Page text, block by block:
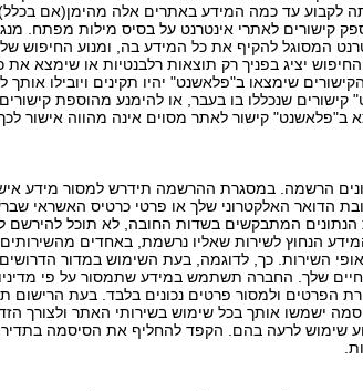
לקבוע עד כמה המידע באתרים אלה מהימן(אם
קישורים לאתרי אינטרנט על בסיס מילות מפתח.
המסוגל להקיף את כל המידע בה, ומנוע החיפוש
יציג בפניך רק תוצאות רלבנטיות או שימצא
שימצאו ב"פלאשנט" יהיו תקינים ויובילו אותך
שנכללו בו בעבר, או להימנע מהוספת
קישור לאתר מסוים אינה מהווה אישור
הרשמה. במסגרת ההרשמה תידרש למסור מידע
הדואר האלקטרוני שלך או פרטי כרטיס האשראי
המתבקשים בשדות החובה, לא תוכל להירשם
הנחוץ לשירות שאליו נרשמת, באחדים
השירות. כך, לדוגמה, בעת השימוש במדור
שלך. החברה תשתמש במידע שתמסור על פי
הפרטים ולמסור פרטים נכונים בלבד. בעת הרישום
ישמשו אותך בכל שימוש בשירותי האתר ולצורך
שימוש לרעה בהם. הקפד להחליף את הסיסמה